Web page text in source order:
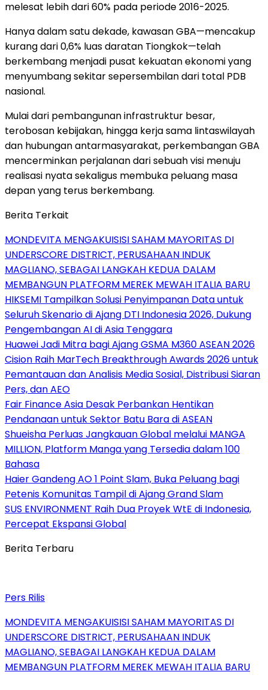
melesat lebih dari 60% pada periode 2016-2025.
Hanya dalam satu dekade, kawasan GBA—mencakup
kurang dari 0,6% luas daratan Tiongkok—telah
berkembang menjadi pusat kekuatan ekonomi yang
menyumbang sekitar sepersembilan dari total PDB
nasional.
Mulai dari pembangunan infrastruktur besar,
terobosan kebijakan, hingga kerja sama lintaswilayah
dan hubungan antarmasyarakat, perkembangan GBA
mencerminkan perjalanan dari sebuah visi menuju
realisasi nyata sekaligus membuka peluang masa
depan yang terus berkembang.
Berita Terkait
MONDEVITA MENGAKUISISI SAHAM MAYORITAS DI
UNDERSCORE DISTRICT, PERUSAHAAN INDUK
MAGLIANO, SEBAGAI LANGKAH KEDUA DALAM
MEMBANGUN PLATFORM MEREK MEWAH ITALIA BARU
HIKSEMI Tampilkan Solusi Penyimpanan Data untuk
Seluruh Skenario di Ajang DTI Indonesia 2026, Dukung
Pengembangan AI di Asia Tenggara
Huawei Jadi Mitra bagi Ajang GSMA M360 ASEAN 2026
Cision Raih MarTech Breakthrough Awards 2026 untuk
Pemantauan dan Analisis Media Sosial, Distribusi Siaran
Pers, dan AEO
Fair Finance Asia Desak Perbankan Hentikan
Pendanaan untuk Sektor Batu Bara di ASEAN
Shueisha Perluas Jangkauan Global melalui MANGA
MILLION, Platform Manga yang Tersedia dalam 100
Bahasa
Haier Gandeng AO 1 Point Slam, Buka Peluang bagi
Petenis Komunitas Tampil di Ajang Grand Slam
SUS ENVIRONMENT Raih Dua Proyek WtE di Indonesia,
Percepat Ekspansi Global
Berita Terbaru
Pers Rilis
MONDEVITA MENGAKUISISI SAHAM MAYORITAS DI
UNDERSCORE DISTRICT, PERUSAHAAN INDUK
MAGLIANO, SEBAGAI LANGKAH KEDUA DALAM
MEMBANGUN PLATFORM MEREK MEWAH ITALIA BARU